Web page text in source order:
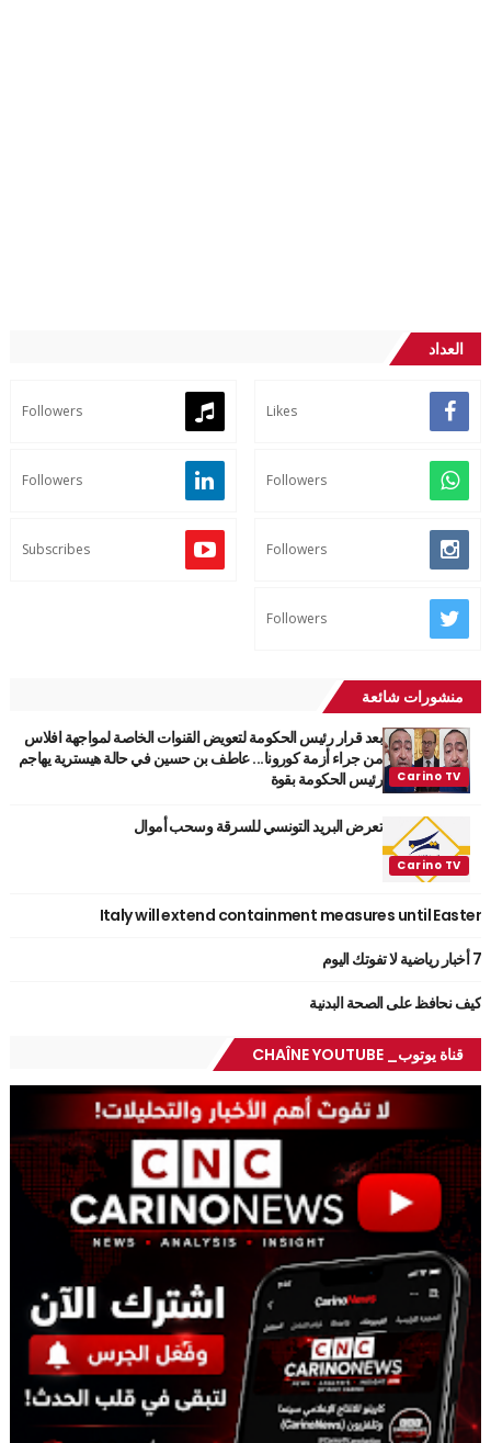
العداد
Likes
Followers
Followers
Followers
Followers
Subscribes
Followers
منشورات شائعة
بعد قرار رئيس الحكومة لتعويض القنوات الخاصة لمواجهة افلاس
من جراء أزمة كورونا... عاطف بن حسين في حالة هيسترية يهاجم
رئيس الحكومة بقوة
تعرض البريد التونسي للسرقة وسحب أموال
Italy will extend containment measures until Easter
7 أخبار رياضية لا تفوتك اليوم
كيف نحافظ على الصحة البدنية
قناة يوتوب_ CHAÎNE YOUTUBE